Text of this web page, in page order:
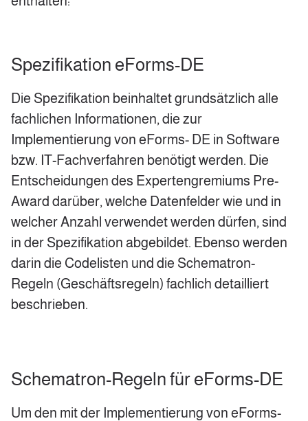
Spezifikation eForms-DE
Die Spezifikation beinhaltet grundsätzlich alle
fachlichen Informationen, die zur
Implementierung von eForms- DE in Software
bzw. IT-Fachverfahren benötigt werden. Die
Entscheidungen des Expertengremiums Pre-
Award darüber, welche Datenfelder wie und in
welcher Anzahl verwendet werden dürfen, sind
in der Spezifikation abgebildet. Ebenso werden
darin die Codelisten und die Schematron-
Regeln (Geschäftsregeln) fachlich detailliert
beschrieben.
Schematron-Regeln für eForms-DE
Um den mit der Implementierung von eForms-